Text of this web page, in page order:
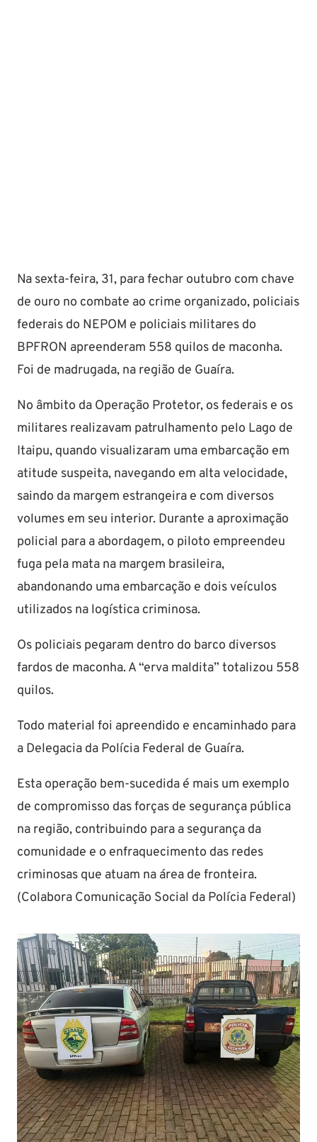
Na sexta-feira, 31, para fechar outubro com chave
de ouro no combate ao crime organizado, policiais
federais do NEPOM e policiais militares do
BPFRON apreenderam 558 quilos de maconha.
Foi de madrugada, na região de Guaíra.
No âmbito da Operação Protetor, os federais e os
militares realizavam patrulhamento pelo Lago de
Itaipu, quando visualizaram uma embarcação em
atitude suspeita, navegando em alta velocidade,
saindo da margem estrangeira e com diversos
volumes em seu interior. Durante a aproximação
policial para a abordagem, o piloto empreendeu
fuga pela mata na margem brasileira,
abandonando uma embarcação e dois veículos
utilizados na logística criminosa.
Os policiais pegaram dentro do barco diversos
fardos de maconha. A “erva maldita” totalizou 558
quilos.
Todo material foi apreendido e encaminhado para
a Delegacia da Polícia Federal de Guaíra.
Esta operação bem-sucedida é mais um exemplo
de compromisso das forças de segurança pública
na região, contribuindo para a segurança da
comunidade e o enfraquecimento das redes
criminosas que atuam na área de fronteira.
(Colabora Comunicação Social da Polícia Federal)